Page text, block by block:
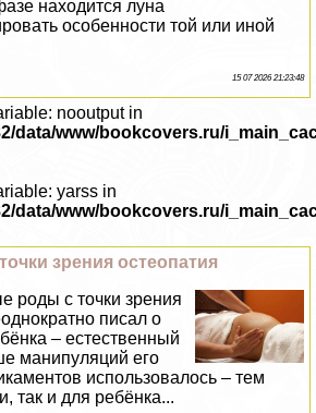
находится луна
особенности той или иной
15 07 2026 21:23:48
nooutput in
data/www/bookcovers.ru/
yarss in
data/www/bookcovers.ru/
зрения остеопатия
роды с точки зрения
писал о
– естественный
манипуляций его
использовалось – тем
так и для ребёнка...